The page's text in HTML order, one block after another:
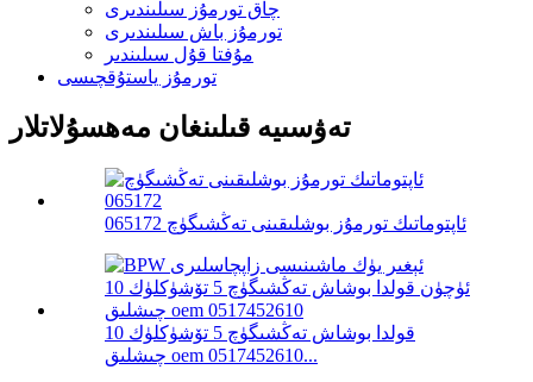
چاق تورمۇز سىلىندىرى
تورمۇز باش سىلىندىرى
مۇفتا قۇل سىلىندىر
تورمۇز ياستۇقچىسى
تەۋسىيە قىلىنغان مەھسۇلاتلار
ئاپتوماتىك تورمۇز بوشلىقىنى تەڭشىگۈچ 065172
قولدا بوشاش تەڭشىگۈچ 5 تۆشۈكلۈك 10
چىشلىق oem 0517452610...